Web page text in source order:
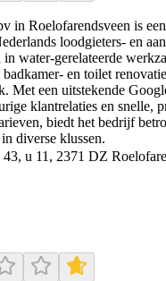
in Roelofarendsveen is
loodgieters- en
in water-gerelateerde
en toilet
Met een uitstekende
klantrelaties en snelle,
biedt het bedrijf
diverse klussen.
u 11, 2371 DZ